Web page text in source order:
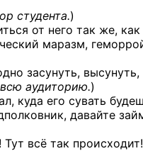
студента.)
от него так же, как
маразм,
засунуть, высунуть,
аудиторию.)
куда его сувать
давайте
всё так происходит!